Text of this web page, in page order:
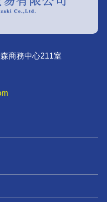
商務中心211室